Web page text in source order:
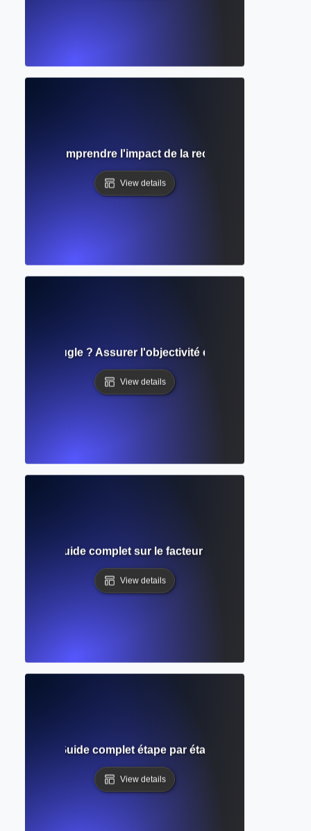
? Comprendre l'impact de la recherche et la
View details
aveugle ? Assurer l'objectivité et l'égalité dans
View details
revues ? Guide complet sur le facteur d'impact et la
View details
journal ? Guide complet étape par étape pour soumettre
View details